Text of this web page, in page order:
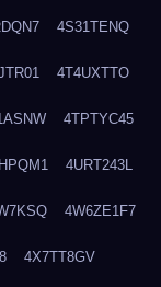
4S31TENQ
4T4UXTTO
4TPTYC45
4URT243L
4W6ZE1F7
4X7TT8GV